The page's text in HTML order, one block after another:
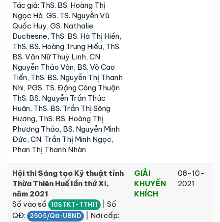
Tác giả: ThS. BS. Hoàng Thị
Ngọc Hà, GS. TS. Nguyễn Vũ
Quốc Huy, GS. Nathalie
Duchesne, ThS. BS. Hà Thị Hiền,
ThS. BS. Hoàng Trung Hiếu, ThS.
BS. Văn Nữ Thuỳ Linh, CN
Nguyễn Thảo Vân, BS. Võ Cao
Tiến, ThS. BS. Nguyễn Thị Thanh
Nhi, PGS. TS. Đặng Công Thuận,
ThS. BS. Nguyễn Trần Thúc
Huân, ThS. BS. Trần Thị Sông
Hương, ThS. BS. Hoàng Thị
Phương Thảo, BS. Nguyễn Minh
Đức, CN. Trần Thị Minh Ngọc,
Phan Thị Thanh Nhàn
Hội thi Sáng tạo Kỹ thuật tỉnh
Thừa Thiên Huế lần thứ XI,
năm 2021
Số vào sổ
10STKT-TTH11 | Số
QĐ:
2505/QĐ-UBND | Nơi cấp:
GIẢI
KHUYẾN
KHÍCH
08-10-
2021